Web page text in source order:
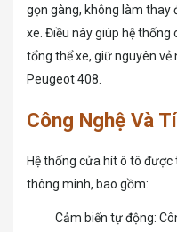
gọn gàng, không làm thay
xe. Điều này giúp hệ
tổng thể xe, giữ nguyên
Peugeot 408.
Công Nghệ Và
Hệ thống cửa hít ô tô được
thông minh, bao gồm:
Cảm biến tự động: